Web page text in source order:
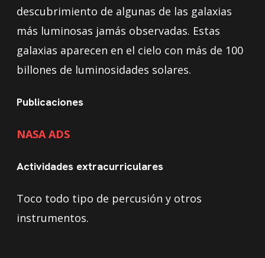
descubrimiento de algunas de las galaxias
más luminosas jamás observadas. Estas
galaxias aparecen en el cielo con más de 100
billones de luminosidades solares.
Publicaciones
NASA ADS
Actividades extracurriculares
Toco todo tipo de percusión y otros
instrumentos.